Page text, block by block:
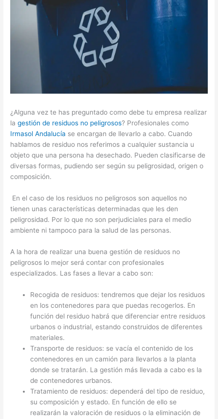
¿Alguna vez te has preguntado como debe tu empresa realizar
lagestión de residuos no peligrosos? Profesionales como
Irmasol Andalucía se encargan de llevarlo a cabo. Cuando
hablamos de residuo nos referimos a cualquier sustancia u
objeto que una persona ha desechado. Pueden clasificarse de
diversas formas, pudiendo ser según su peligrosidad, origen o
composición.
En el caso de los residuos no peligrosos son aquellos no
tienen unas características determinadas que les den
peligrosidad. Por lo que no son perjudiciales para el medio
ambiente ni tampoco para la salud de las personas.
A la hora de realizar una buena gestión de residuos no
peligrosos lo mejor será contar con profesionales
especializados. Las fases a llevar a cabo son:
Recogida de residuos: tendremos que dejar los residuos
en los contenedores para que puedas recogerlos. En
función del residuo habrá que diferenciar entre residuos
urbanos o industrial, estando construidos de diferentes
materiales.
Transporte de residuos: se vacía el contenido de los
contenedores en un camión para llevarlos a la planta
donde se tratarán. La gestión más llevada a cabo es la
de contenedores urbanos.
Tratamiento de residuos: dependerá del tipo de residuo,
su composición y estado. En función de ello se
realizarán la valoración de residuos o la eliminación de